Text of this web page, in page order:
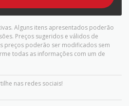
Alguns itens apresentados poderão
Preços sugeridos e válidos de
preços poderão ser modificados sem
todas as informações com um de
nas redes sociais!